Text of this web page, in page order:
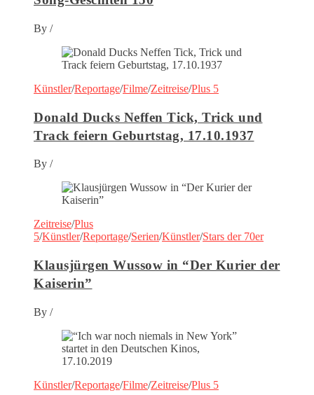
By /
Künstler/Reportage/Filme/Zeitreise/Plus 5
Donald Ducks Neffen Tick, Trick und
Track feiern Geburtstag, 17.10.1937
By /
Zeitreise/Plus
5/Künstler/Reportage/Serien/Künstler/Stars der 70er
Klausjürgen Wussow in “Der Kurier der
Kaiserin”
By /
Künstler/Reportage/Filme/Zeitreise/Plus 5